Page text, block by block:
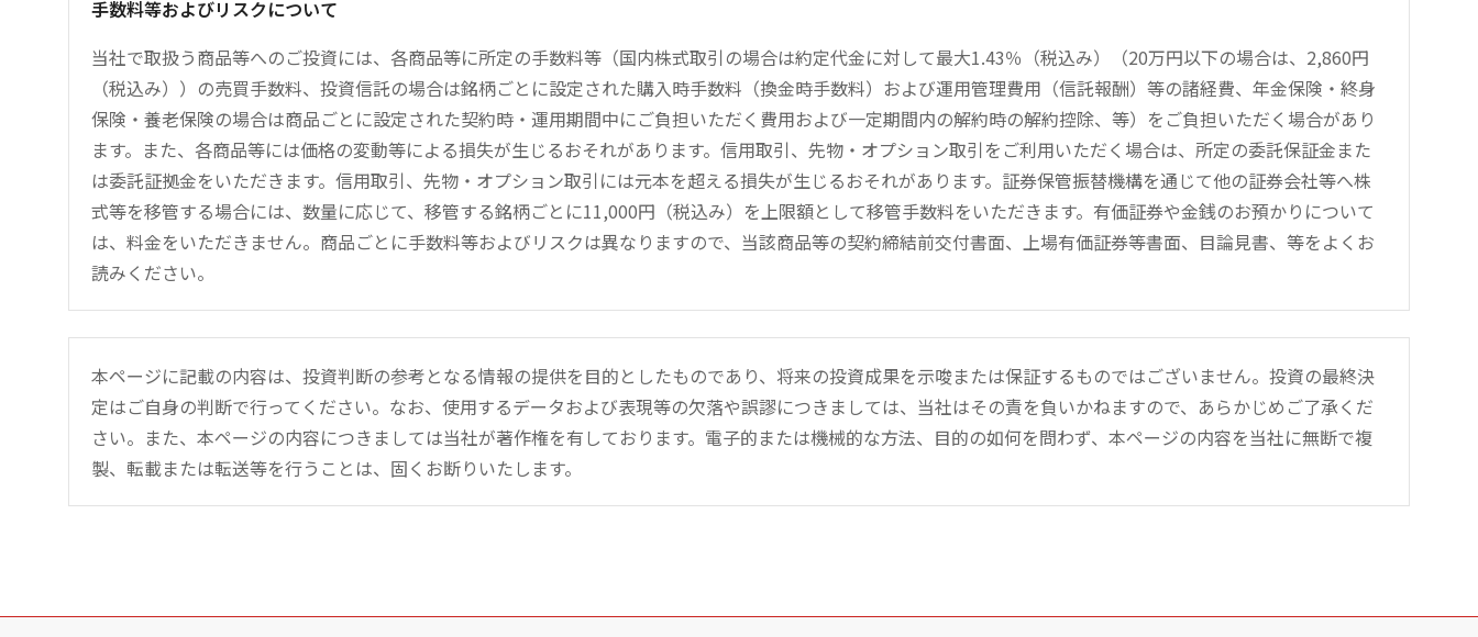
手数料等およびリスクについて
当社で取扱う商品等へのご投資には、各商品等に所定の手数料等（国内株式取引の場合は約定代金に対して最大1.43％（税込み）（20万円以下の場合は、2,860円
（税込み））の売買手数料、投資信託の場合は銘柄ごとに設定された購入時手数料（換金時手数料）および運用管理費用（信託報酬）等の諸経費、年金保険・終身
保険・養老保険の場合は商品ごとに設定された契約時・運用期間中にご負担いただく費用および一定期間内の解約時の解約控除、等）をご負担いただく場合があり
ます。また、各商品等には価格の変動等による損失が生じるおそれがあります。信用取引、先物・オプション取引をご利用いただく場合は、所定の委託保証金また
は委託証拠金をいただきます。信用取引、先物・オプション取引には元本を超える損失が生じるおそれがあります。証券保管振替機構を通じて他の証券会社等へ株
式等を移管する場合には、数量に応じて、移管する銘柄ごとに11,000円（税込み）を上限額として移管手数料をいただきます。有価証券や金銭のお預かりについて
は、料金をいただきません。商品ごとに手数料等およびリスクは異なりますので、当該商品等の契約締結前交付書面、上場有価証券等書面、目論見書、等をよくお
読みください。
本ページに記載の内容は、投資判断の参考となる情報の提供を目的としたものであり、将来の投資成果を示唆または保証するものではございません。投資の最終決
定はご自身の判断で行ってください。なお、使用するデータおよび表現等の欠落や誤謬につきましては、当社はその責を負いかねますので、あらかじめご了承くだ
さい。また、本ページの内容につきましては当社が著作権を有しております。電子的または機械的な方法、目的の如何を問わず、本ページの内容を当社に無断で複
製、転載または転送等を行うことは、固くお断りいたします。
こ